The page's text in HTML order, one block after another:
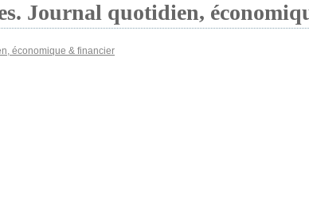
Journal quotidien,
économique & financier